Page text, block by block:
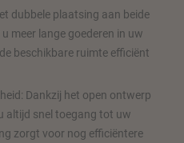
dubbele plaatsing aan beide
meer lange goederen in uw
beschikbare ruimte efficiënt
Dankzij het open ontwerp
altijd snel toegang tot uw
zorgt voor nog efficiëntere